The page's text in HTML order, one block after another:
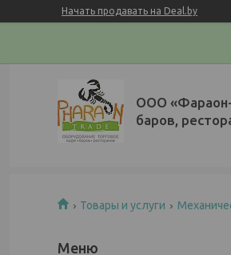
Начать продавать на Deal.by
ООО
баров,
Товары и услуги